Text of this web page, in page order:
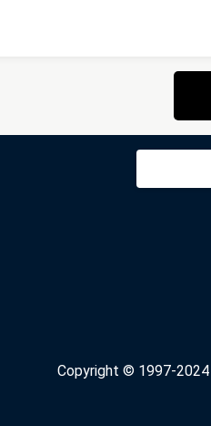
Ricerca
Copyright © 1997-2024